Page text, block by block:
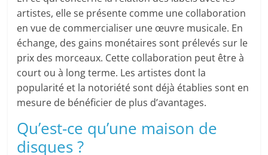
artistes, elle se présente comme une collaboration
en vue de commercialiser une œuvre musicale. En
échange, des gains monétaires sont prélevés sur le
prix des morceaux. Cette collaboration peut être à
court ou à long terme. Les artistes dont la
popularité et la notoriété sont déjà établies sont en
mesure de bénéficier de plus d’avantages.
Qu’est-ce qu’une maison de
disques ?